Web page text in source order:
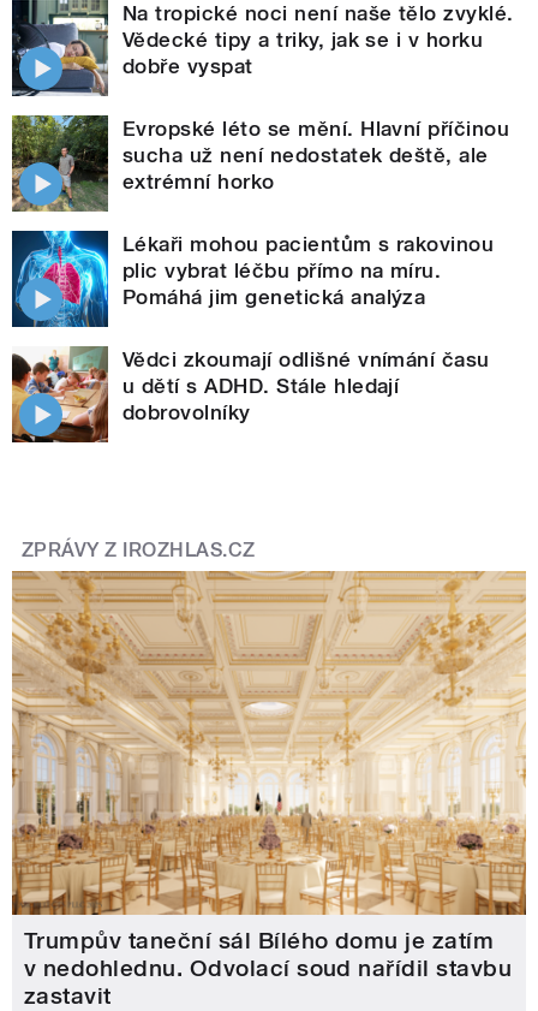
Na tropické noci není naše tělo zvyklé.
Vědecké tipy a triky, jak se i v horku
dobře vyspat
Evropské léto se mění. Hlavní příčinou
sucha už není nedostatek deště, ale
extrémní horko
Lékaři mohou pacientům s rakovinou
plic vybrat léčbu přímo na míru.
Pomáhá jim genetická analýza
Vědci zkoumají odlišné vnímání času
u dětí s ADHD. Stále hledají
dobrovolníky
ZPRÁVY Z IROZHLAS.CZ
Trumpův taneční sál Bílého domu je zatím
v nedohlednu. Odvolací soud nařídil stavbu
zastavit